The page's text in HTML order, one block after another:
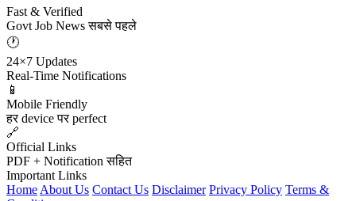
Fast & Verified
Govt Job News सबसे पहले
🕐
24×7 Updates
Real-Time Notifications
📱
Mobile Friendly
हर device पर perfect
🔗
Official Links
PDF + Notification सहित
Important Links
Home About Us Contact Us Disclaimer Privacy Policy Terms &